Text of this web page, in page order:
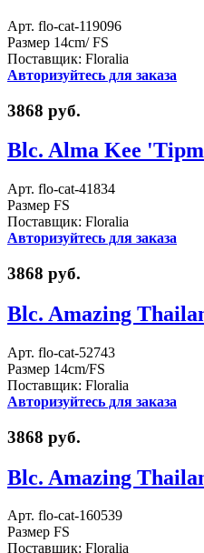
Арт. flo-cat-119096
Размер 14cm/ FS
Поставщик: Floralia
Авторизуйтесь для заказа
3868 руб.
Blc. Alma Kee
Арт. flo-cat-41834
Размер FS
Поставщик: Floralia
Авторизуйтесь для заказа
3868 руб.
Blc. Amazing
Арт. flo-cat-52743
Размер 14cm/FS
Поставщик: Floralia
Авторизуйтесь для заказа
3868 руб.
Blc. Amazing
Арт. flo-cat-160539
Размер FS
Поставщик: Floralia